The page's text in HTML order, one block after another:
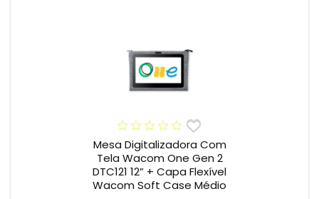
Mesa Digitalizadora Com
Tela Wacom One Gen 2
DTC121 12” + Capa Flexível
Wacom Soft Case Médio